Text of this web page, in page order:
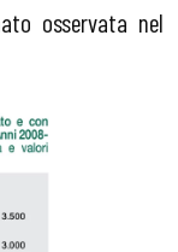
osservata nel